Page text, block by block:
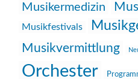
Musikermedizin
Musikfestivals
Musikvermittlung
Orchester